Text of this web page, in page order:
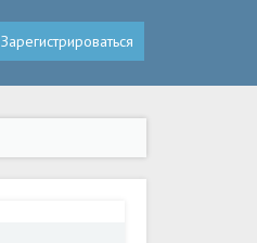
Зарегистрироваться